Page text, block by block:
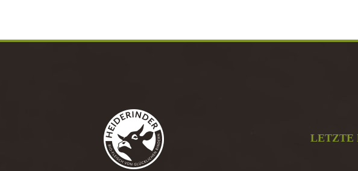
LETZTE